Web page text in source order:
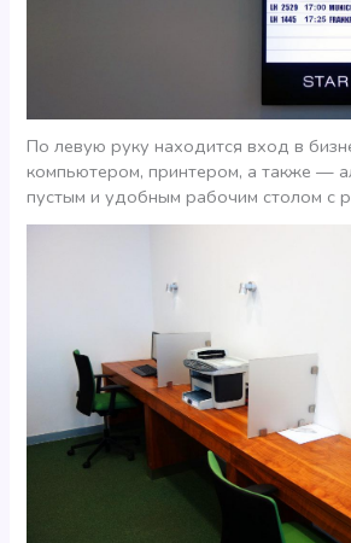
По левую руку находится вход в
компьютером, принтером, а также —
пустым и удобным рабочим столом с